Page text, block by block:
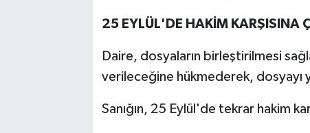
25 EYLÜL'DE HAKİM KARŞISINA
Daire, dosyaların birleştirilmesi
verileceğine hükmederek,
Sanığın, 25 Eylül'de tekrar hakim